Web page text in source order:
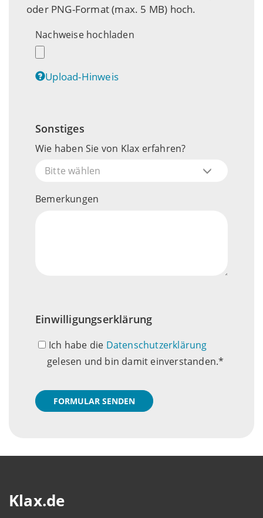
oder PNG-Format (max. 5 MB) hoch.
Nachweise hochladen
Upload-Hinweis
Sonstiges
Wie haben Sie von Klax erfahren?
Bitte wählen
Bemerkungen
Einwilligungserklärung
Ich habe die Datenschutzerklärung
gelesen und bin damit einverstanden.
FORMULAR SENDEN
Klax.de